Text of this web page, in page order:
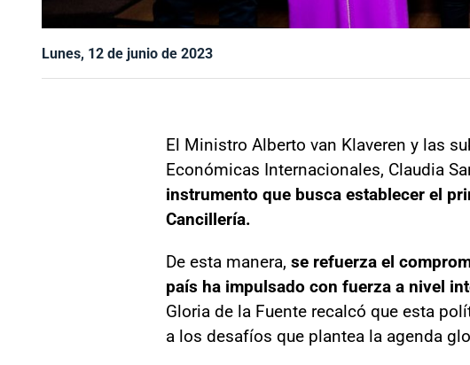
Lunes, 12 de junio de 2023
El Ministro Alberto van Klaveren y las
Económicas Internacionales, Claudia
instrumento que busca establecer el
Cancillería.
De esta manera, se refuerza el
país ha impulsado con fuerza a nivel
Gloria de la Fuente recalcó que esta
a los desafíos que plantea la agenda